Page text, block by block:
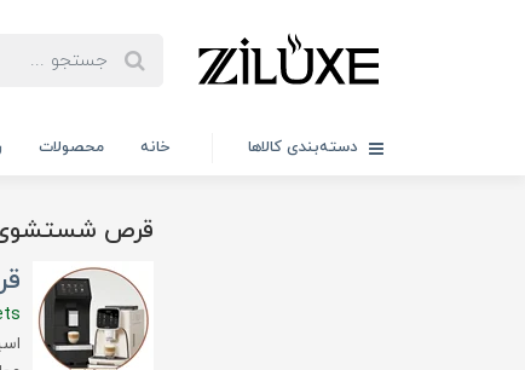
دسته‌بندی کالاها خانه محصولات
قرص شستشوی